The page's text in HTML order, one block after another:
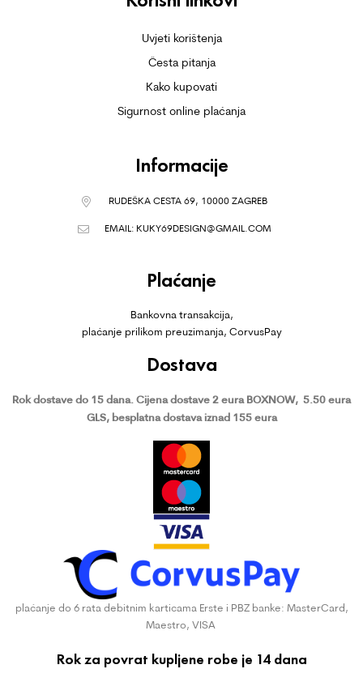
Uvjeti korištenja
Česta pitanja
Kako kupovati
Sigurnost online plaćanja
Informacije
RUDEŠKA CESTA 69, 10000 ZAGREB
EMAIL: KUKY69DESIGN@GMAIL.COM
Plaćanje
Bankovna transakcija,
plaćanje prilikom preuzimanja, CorvusPay
Dostava
Rok dostave do 15 dana. Cijena dostave 2 eura BOXNOW, 5.50 eura
GLS, besplatna dostava iznad 155 eura
plaćanje do 6 rata debitnim karticama Erste i PBZ banke: MasterCard,
Maestro, VISA
Rok za povrat kupljene robe je 14 dana